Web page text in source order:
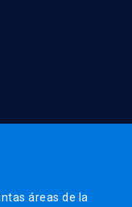
áreas de la